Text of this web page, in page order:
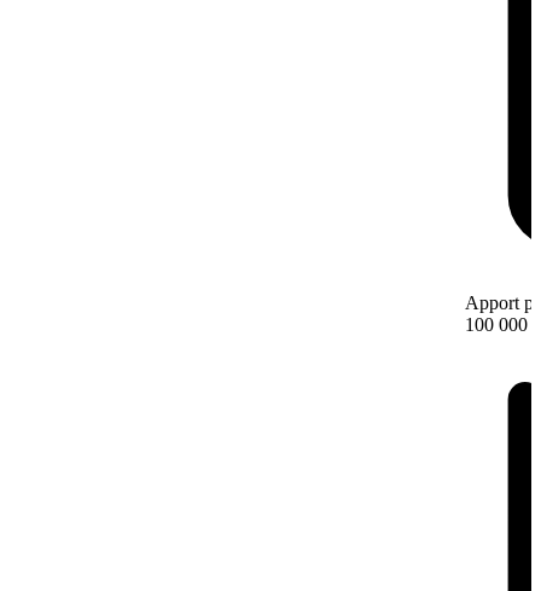
Apport
100 000 €